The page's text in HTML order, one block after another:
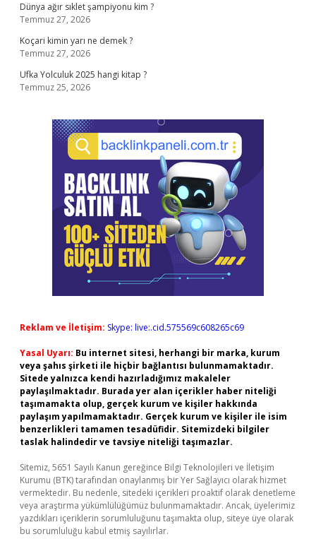
Dünya ağır sıklet şampiyonu kim ?
Temmuz 27, 2026
Koçari kimin yarı ne demek ?
Temmuz 27, 2026
Ufka Yolculuk 2025 hangi kitap ?
Temmuz 25, 2026
Reklam ve İletişim: Skype: live:.cid.575569c608265c69
Yasal Uyarı: Bu internet sitesi, herhangi bir marka, kurum
veya şahıs şirketi ile hiçbir bağlantısı bulunmamaktadır.
Sitede yalnızca kendi hazırladığımız makaleler
paylaşılmaktadır. Burada yer alan içerikler haber niteliği
taşımamakta olup, gerçek kurum ve kişiler hakkında
paylaşım yapılmamaktadır. Gerçek kurum ve kişiler ile isim
benzerlikleri tamamen tesadüfidir. Sitemizdeki bilgiler
taslak halindedir ve tavsiye niteliği taşımazlar.
Sitemiz, 5651 Sayılı Kanun gereğince Bilgi Teknolojileri ve İletişim
Kurumu (BTK) tarafından onaylanmış bir Yer Sağlayıcı olarak hizmet
vermektedir. Bu nedenle, sitedeki içerikleri proaktif olarak denetleme
veya araştırma yükümlülüğümüz bulunmamaktadır. Ancak, üyelerimiz
yazdıkları içeriklerin sorumluluğunu taşımakta olup, siteye üye olarak
bu sorumluluğu kabul etmiş sayılırlar.